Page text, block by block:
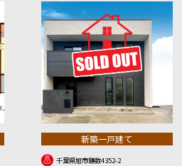
新築一戸建て
千葉県旭市鎌数4352-2